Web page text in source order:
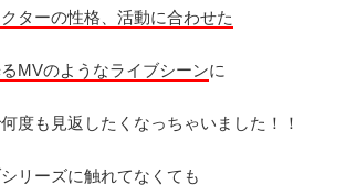
ターの性格、活動に合わせた
MVのようなライブシーンに
度も見返したくなっちゃいました！！
リーズに触れてなくても